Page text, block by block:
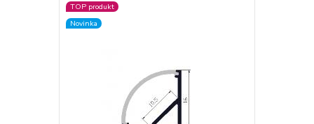
TOP produkt
Novinka